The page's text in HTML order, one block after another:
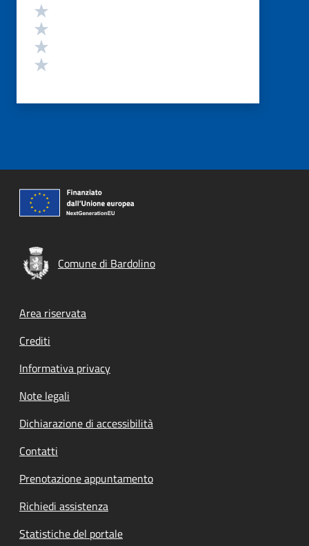
Comune di Bardolino
Footer menu
Area riservata
Crediti
Informativa privacy
Note legali
Dichiarazione di accessibilità
Contatti
Prenotazione appuntamento
Richiedi assistenza
Statistiche del portale